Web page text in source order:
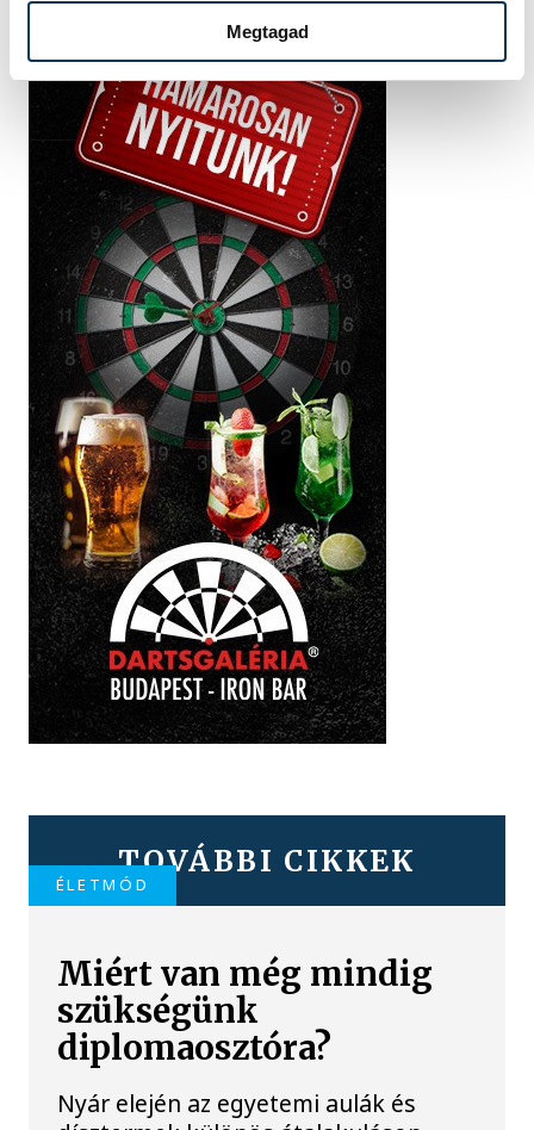
Megtagad
TOVÁBBI CIKKEK
ÉLETMÓD
Miért van még mindig
szükségünk
diplomaosztóra?
Nyár elején az egyetemi aulák és